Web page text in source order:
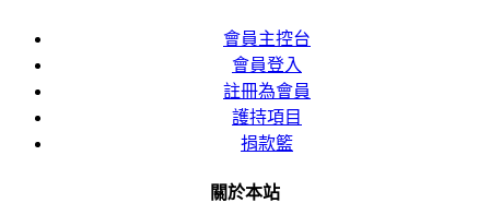
會員主控台
會員登入
註冊為會員
護持項目
捐款籃
關於本站